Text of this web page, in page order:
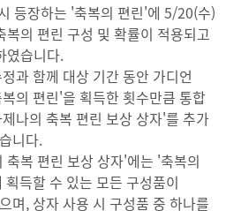
등장하는 '축복의 편린'에 5/20(수)
복의 편린 구성 및 확률이 적용되고
였습니다.
과 함께 대상 기간 동안 가디언
의 편린'을 획득한 횟수만큼 통합
나의 축복 편린 보상 상자'를 추가
니다.
복 편린 보상 상자'에는 '축복의
획득할 수 있는 모든 구성품이
며, 상자 사용 시 구성품 중 하나를